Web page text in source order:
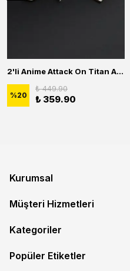
2'li Anime Attack On Titan Acrylic Maria Anime Naruto Erkek Kadın Kolye Seti
%20
₺ 449.90
₺ 359.90
Kurumsal
Müşteri Hizmetleri
Kategoriler
Popüler Etiketler